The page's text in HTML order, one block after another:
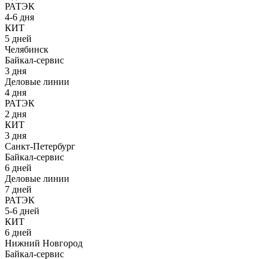
РАТЭК
4-6 дня
КИТ
5 дней
Челябинск
Байкал-сервис
3 дня
Деловые линии
4 дня
РАТЭК
2 дня
КИТ
3 дня
Санкт-Петербург
Байкал-сервис
6 дней
Деловые линии
7 дней
РАТЭК
5-6 дней
КИТ
6 дней
Нижний Новгород
Байкал-сервис